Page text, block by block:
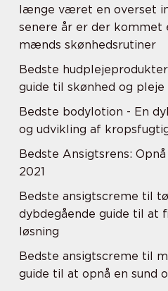
længe været en overset
senere år er der kommet
mænds skønhedsrutiner
Bedste
guide til skønhed og pleje
Bedste bodylotion - En
og udvikling af
Bedste Ansigtsrens:
2021
Bedste ansigtscreme til
dybdegående guide til at
løsning
Bedste ansigtscreme til
guide til at opnå en sund